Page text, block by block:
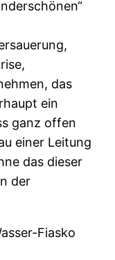
das
ein
ganz offen
einer Leitung
das dieser
der
Fiasko